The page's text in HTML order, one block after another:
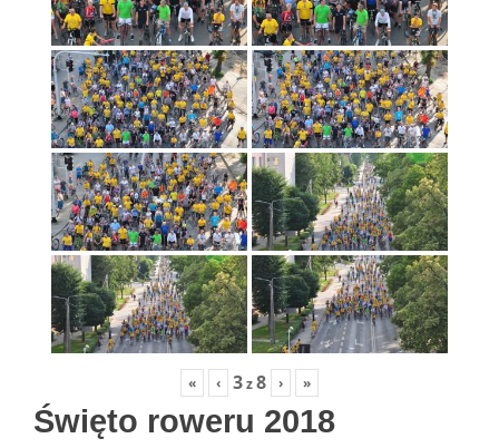
« ‹ 3z8 › »
Święto roweru 2018